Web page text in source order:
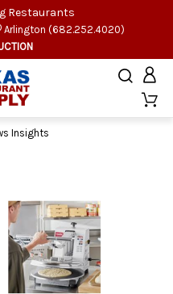
Restaurants
Arlington (682.252.4020)
Insights